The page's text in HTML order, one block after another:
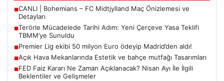
■CANLI | Bohemians – FC Midtjylland Maç Önizlemesi ve
Detayları
■Terörle Mücadelede Tarihi Adım: Yeni Çerçeve Yasa Teklifi
TBMM’ye Sunuldu
■Premier Lig ekibi 50 milyon Euro ödeyip Madrid’den aldı!
■Açık Hava Mekanlarında Estetik ve bahçe mutfağı Tasarımları
■FED Faiz Kararı Ne Zaman Açıklanacak? Nisan Ayı İle İlgili
Beklentiler ve Gelişmeler